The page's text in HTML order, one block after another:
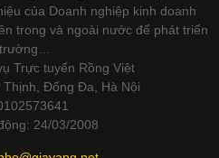
của Doanh nghiệp kinh doanh
trong và ngoài nước để phát triển
Trực tuyến Rồng Việt
Đống Đa, Hà Nội
24/03/2008